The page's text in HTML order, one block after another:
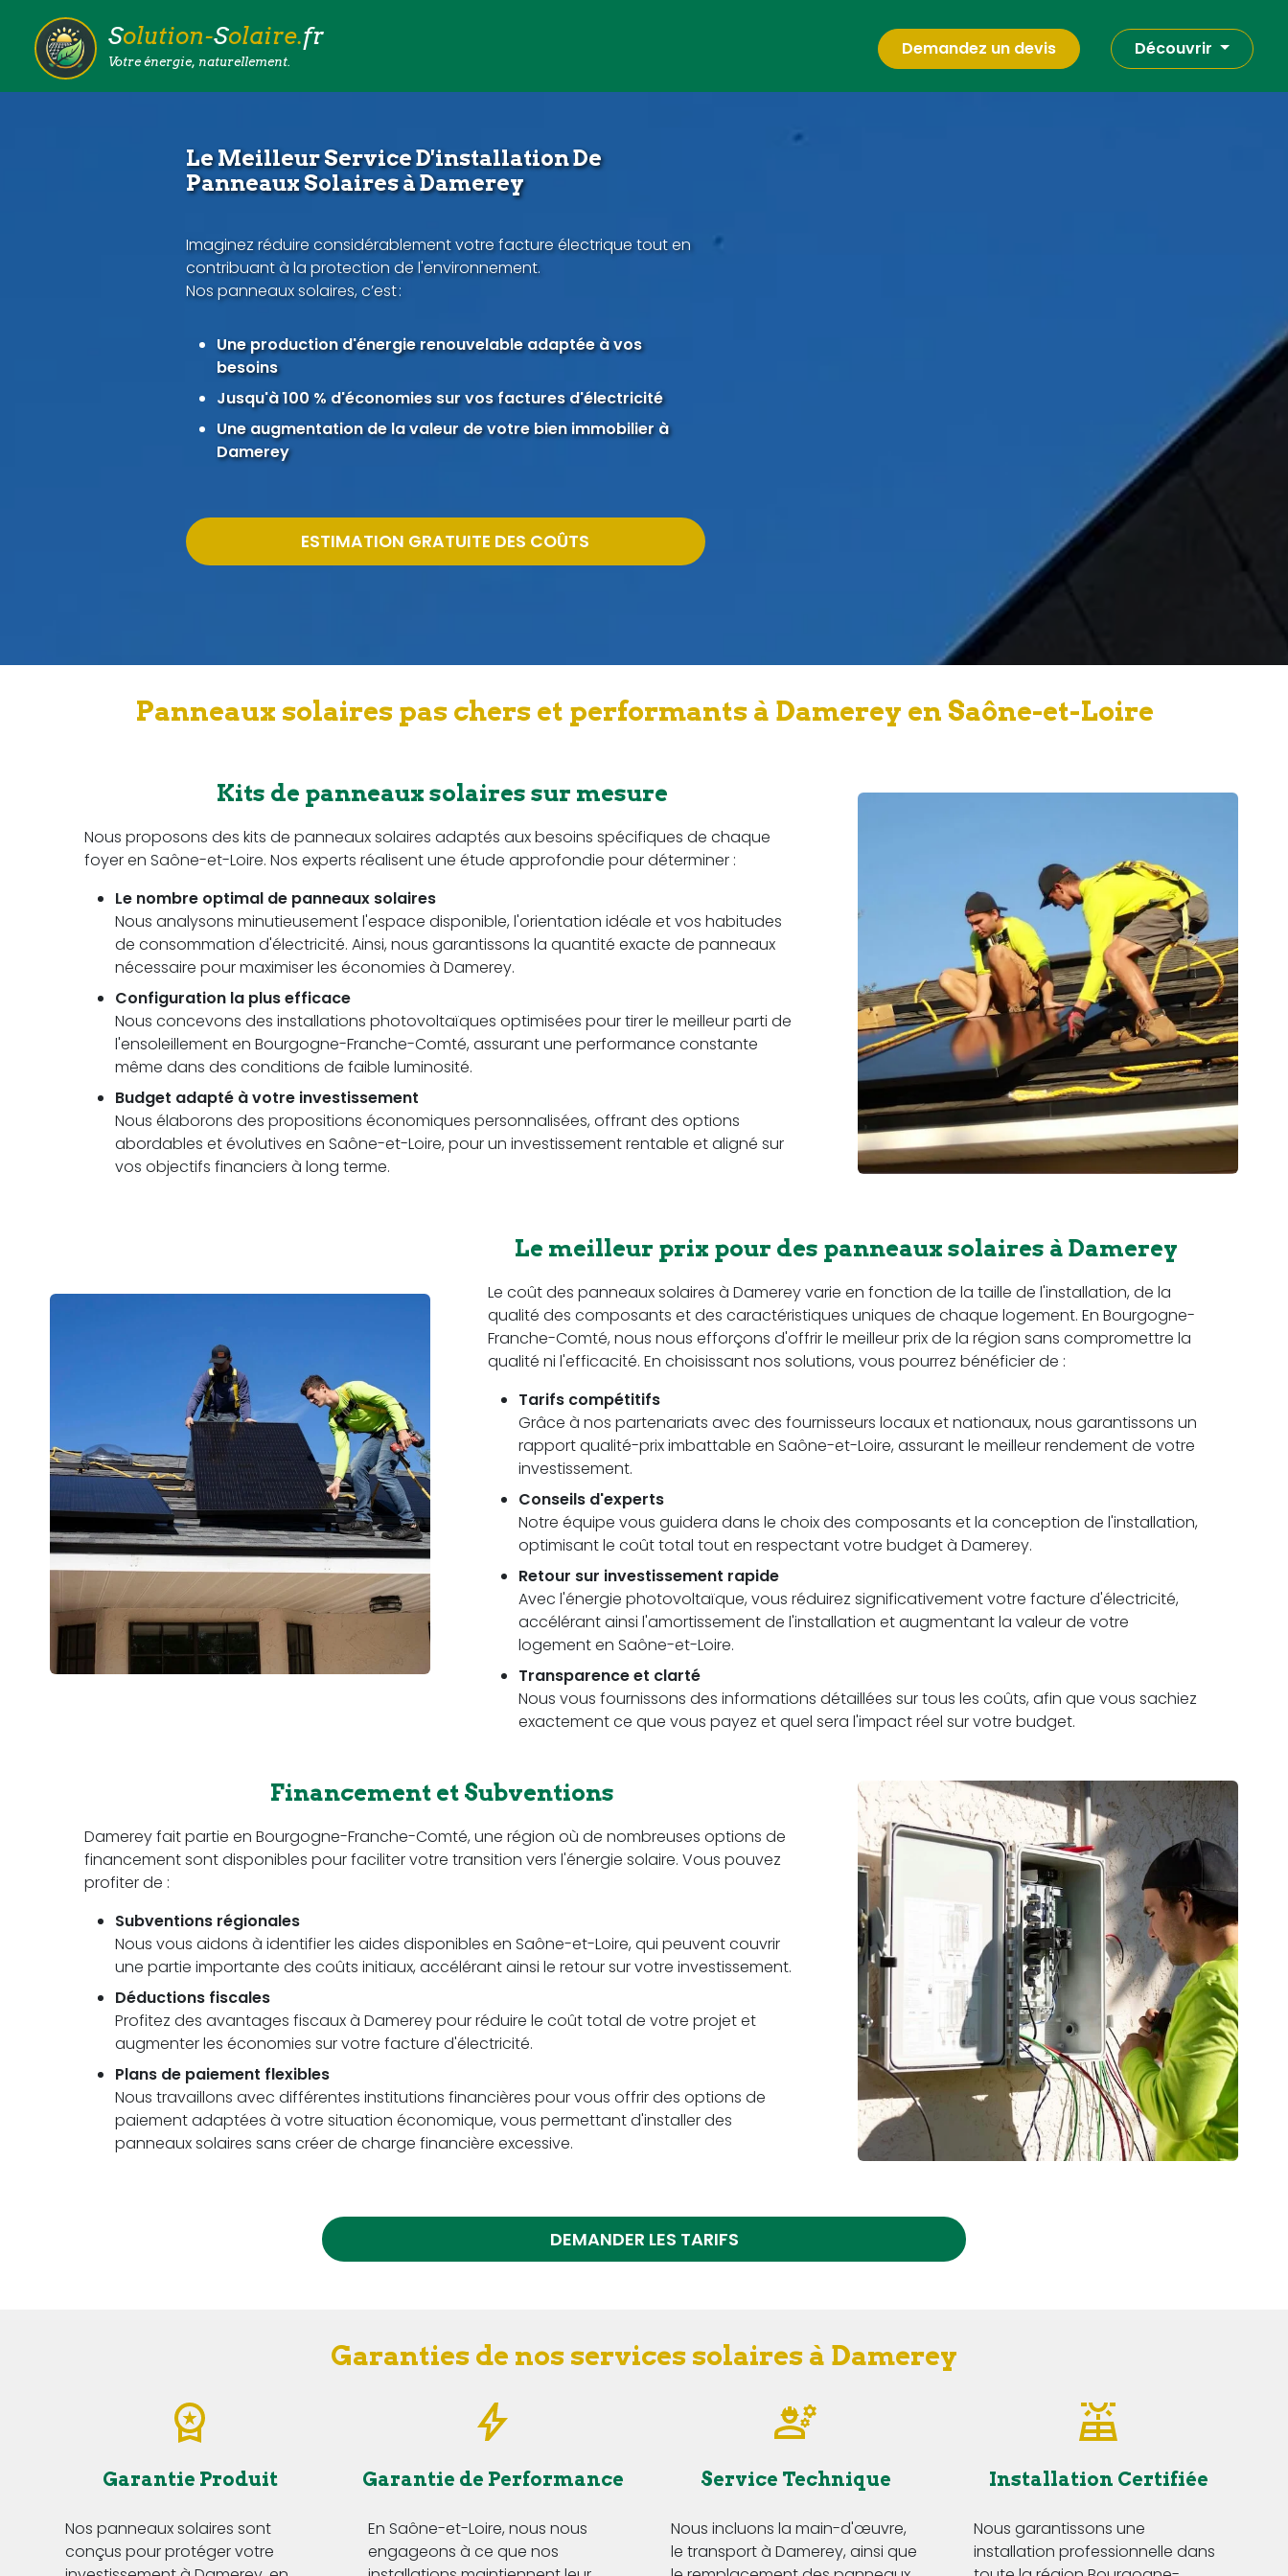
Solution-Solaire.fr
Votre énergie, naturellement.
Demandez un devis Découvrir
Le Meilleur Service D'installation De
Panneaux Solaires à Damerey
Imaginez réduire considérablement votre facture électrique tout en
contribuant à la protection de l'environnement.
Nos panneaux solaires, c’est :
Une production d'énergie renouvelable adaptée à vos
besoins
Jusqu'à 100 % d'économies sur vos factures d'électricité
Une augmentation de la valeur de votre bien immobilier à
Damerey
ESTIMATION GRATUITE DES COÛTS
Panneaux solaires pas chers et performants à Damerey en Saône-et-Loire
Kits de panneaux solaires sur mesure
Nous proposons des kits de panneaux solaires adaptés aux besoins spécifiques de chaque
foyer en Saône-et-Loire. Nos experts réalisent une étude approfondie pour déterminer :
Le nombre optimal de panneaux solaires
Nous analysons minutieusement l'espace disponible, l'orientation idéale et vos habitudes
de consommation d'électricité. Ainsi, nous garantissons la quantité exacte de panneaux
nécessaire pour maximiser les économies à Damerey.
Configuration la plus efficace
Nous concevons des installations photovoltaïques optimisées pour tirer le meilleur parti de
l'ensoleillement en Bourgogne-Franche-Comté, assurant une performance constante
même dans des conditions de faible luminosité.
Budget adapté à votre investissement
Nous élaborons des propositions économiques personnalisées, offrant des options
abordables et évolutives en Saône-et-Loire, pour un investissement rentable et aligné sur
vos objectifs financiers à long terme.
Le meilleur prix pour des panneaux solaires à Damerey
Le coût des panneaux solaires à Damerey varie en fonction de la taille de l'installation, de la
qualité des composants et des caractéristiques uniques de chaque logement. En Bourgogne-
Franche-Comté, nous nous efforçons d'offrir le meilleur prix de la région sans compromettre la
qualité ni l'efficacité. En choisissant nos solutions, vous pourrez bénéficier de :
Tarifs compétitifs
Grâce à nos partenariats avec des fournisseurs locaux et nationaux, nous garantissons un
rapport qualité-prix imbattable en Saône-et-Loire, assurant le meilleur rendement de votre
investissement.
Conseils d'experts
Notre équipe vous guidera dans le choix des composants et la conception de l'installation,
optimisant le coût total tout en respectant votre budget à Damerey.
Retour sur investissement rapide
Avec l'énergie photovoltaïque, vous réduirez significativement votre facture d'électricité,
accélérant ainsi l'amortissement de l'installation et augmentant la valeur de votre
logement en Saône-et-Loire.
Transparence et clarté
Nous vous fournissons des informations détaillées sur tous les coûts, afin que vous sachiez
exactement ce que vous payez et quel sera l'impact réel sur votre budget.
Financement et Subventions
Damerey fait partie en Bourgogne-Franche-Comté, une région où de nombreuses options de
financement sont disponibles pour faciliter votre transition vers l'énergie solaire. Vous pouvez
profiter de :
Subventions régionales
Nous vous aidons à identifier les aides disponibles en Saône-et-Loire, qui peuvent couvrir
une partie importante des coûts initiaux, accélérant ainsi le retour sur votre investissement.
Déductions fiscales
Profitez des avantages fiscaux à Damerey pour réduire le coût total de votre projet et
augmenter les économies sur votre facture d'électricité.
Plans de paiement flexibles
Nous travaillons avec différentes institutions financières pour vous offrir des options de
paiement adaptées à votre situation économique, vous permettant d'installer des
panneaux solaires sans créer de charge financière excessive.
DEMANDER LES TARIFS
Garanties de nos services solaires à Damerey
Garantie Produit
Nos panneaux solaires sont
conçus pour protéger votre
Garantie de Performance
En Saône-et-Loire, nous nous
engageons à ce que nos
Service Technique
Nous incluons la main-d'œuvre,
le transport à Damerey, ainsi que
Installation Certifiée
Nous garantissons une
installation professionnelle dans